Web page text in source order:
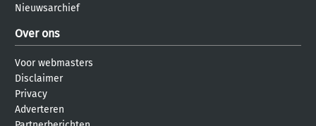
Nieuwsarchief
Over ons
Voor webmasters
Disclaimer
Privacy
Adverteren